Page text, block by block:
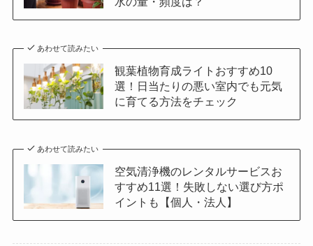
あわせて読みたい
観葉植物育成ライトおすすめ10
選！日当たりの悪い室内でも元気
に育てる方法をチェック
あわせて読みたい
空気清浄機のレンタルサービスお
すすめ11選！失敗しない選び方ポ
イントも【個人・法人】